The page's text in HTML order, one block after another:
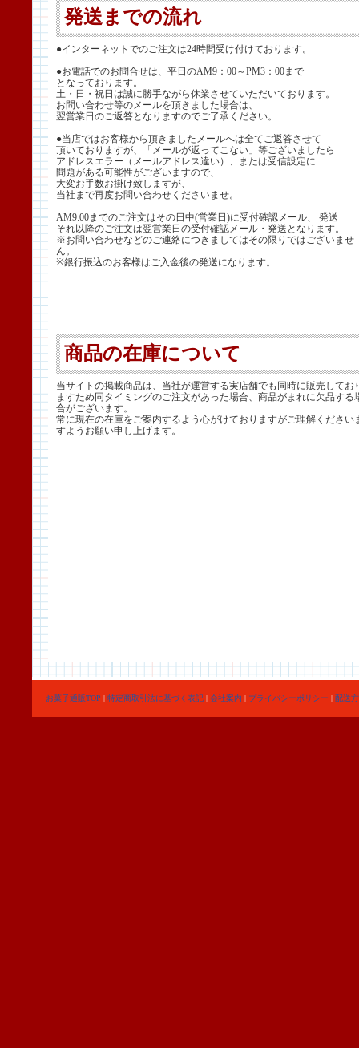
発送までの流れ
●インターネットでのご注文は24時間受け付けております。
●お電話でのお問合せは、平日のAM9：00～PM3：00まで
となっております。
土・日・祝日は誠に勝手ながら休業させていただいております。
お問い合わせ等のメールを頂きました場合は、
翌営業日のご返答となりますのでご了承ください。
●当店ではお客様から頂きましたメールへは全てご返答させて
頂いておりますが、「メールが返ってこない」等ございましたら
アドレスエラー（メールアドレス違い）、または受信設定に
問題がある可能性がございますので、
大変お手数お掛け致しますが、
当社まで再度お問い合わせくださいませ。
AM9:00までのご注文はその日中(営業日)に受付確認メール、 発送
それ以降のご注文は翌営業日の受付確認メール・発送となります。
※お問い合わせなどのご連絡につきましてはその限りではございませ
ん。
※銀行振込のお客様はご入金後の発送になります。
商品の在庫について
当サイトの掲載商品は、当社が運営する実店舗でも同時に販売してお
ますため同タイミングのご注文があった場合、商品がまれに欠品する
合がございます。
常に現在の在庫をご案内するよう心がけておりますがご理解ください
すようお願い申し上げます。
お菓子通販TOP | 特定商取引法に基づく表記 | 会社案内 | プライバシーポリシー | 配送